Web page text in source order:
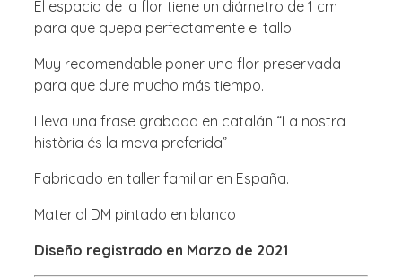
El espacio de la flor tiene un diámetro de 1 cm
para que quepa perfectamente el tallo.
Muy recomendable poner una flor preservada
para que dure mucho más tiempo.
Lleva una frase grabada en catalán “La nostra
història és la meva preferida”
Fabricado en taller familiar en España.
Material DM pintado en blanco
Diseño registrado en Marzo de 2021